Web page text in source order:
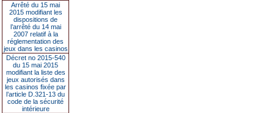
Arrêté du 15 mai
2015 modifiant les
dispositions de
l’arrêté du 14 mai
2007 relatif à la
réglementation des
jeux dans les casinos
Décret no 2015-540
du 15 mai 2015
modifiant la liste des
jeux autorisés dans
les casinos fixée par
l’article D.321-13 du
code de la sécurité
intérieure